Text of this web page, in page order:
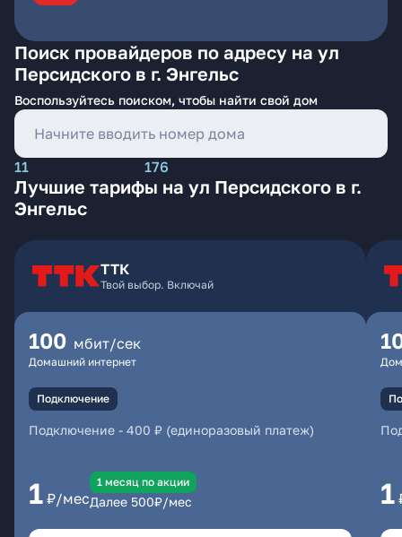
Поиск провайдеров по адресу на ул
Персидского в г. Энгельс
Воспользуйтесь поиском, чтобы найти свой дом
11 176
Лучшие тарифы на ул Персидского в г.
Энгельс
ТТК
Твой выбор. Включай
100 мбит/сек
Домашний интернет
Подключение
Подключение - 400 ₽ (единоразовый платеж)
1 ₽/мес
1 месяц по акции
Далее 500₽/мес 1